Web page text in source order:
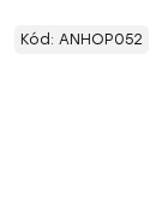
Kód: ANHOP052